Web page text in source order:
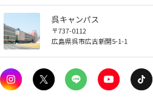
呉キャンパス
〒737-0112
広島県呉市広古新開5-1-1